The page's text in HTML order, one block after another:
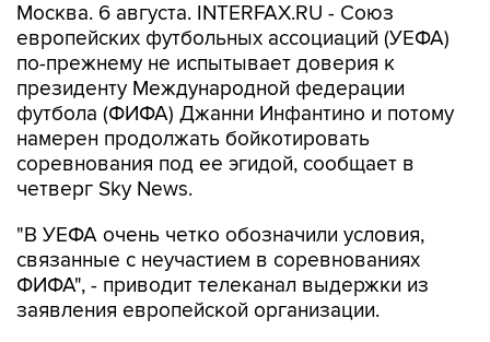
Москва. 6 августа. INTERFAX.RU - Союз
европейских футбольных ассоциаций (УЕФА)
по-прежнему не испытывает доверия к
президенту Международной федерации
футбола (ФИФА) Джанни Инфантино и потому
намерен продолжать бойкотировать
соревнования под ее эгидой, сообщает в
четверг Sky News.
"В УЕФА очень четко обозначили условия,
связанные с неучастием в соревнованиях
ФИФА", - приводит телеканал выдержки из
заявления европейской организации.